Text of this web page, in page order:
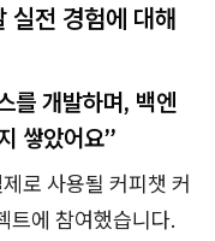
실전 경험에 대해
를 개발하며, 백엔
쌓았어요”
로 사용될 커피챗 커
트에 참여했습니다.